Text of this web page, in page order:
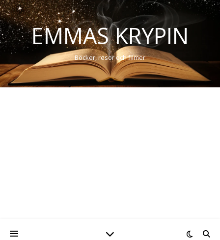
EMMAS KRYPIN
Böcker, resor och filmer